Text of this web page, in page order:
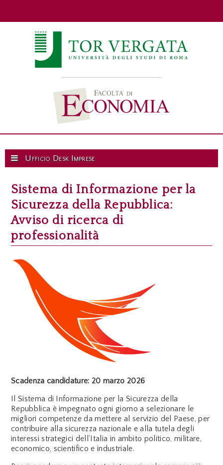
Sistema di Informazione per la
Sicurezza della Repubblica:
Avviso di ricerca di
professionalità
Scadenza candidature: 20 marzo 2026
Il Sistema di Informazione per la Sicurezza della
Repubblica è impegnato ogni giorno a selezionare le
migliori competenze da mettere al servizio del Paese, per
contribuire alla sicurezza nazionale e alla tutela degli
interessi strategici dell’Italia in ambito politico, militare,
economico, scientifico e industriale.
Ufficio Desk Imprese